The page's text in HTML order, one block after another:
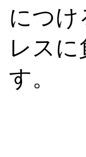
につ
レス
す。